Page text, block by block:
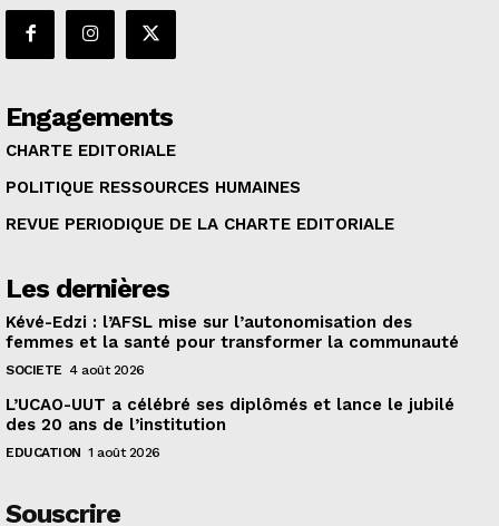
Engagements
CHARTE EDITORIALE
POLITIQUE RESSOURCES HUMAINES
REVUE PERIODIQUE DE LA CHARTE EDITORIALE
Les dernières
Kévé-Edzi : l’AFSL mise sur l’autonomisation des
femmes et la santé pour transformer la communauté
SOCIETE 4 août 2026
L’UCAO-UUT a célébré ses diplômés et lance le jubilé
des 20 ans de l’institution
EDUCATION 1 août 2026
Souscrire